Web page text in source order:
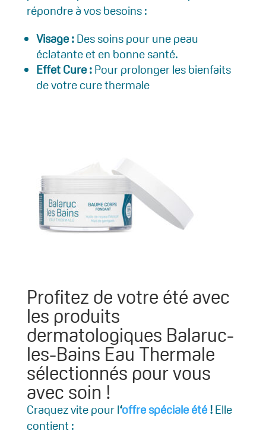
répondre à vos besoins :
Visage :Des soins pour une peau
éclatante et en bonne santé.
Effet Cure :Pour prolonger les bienfaits
de votre cure thermale
Profitez de votre été avec
les produits
dermatologiques Balaruc-
les-Bains Eau Thermale
sélectionnés pour vous
avec soin !
Craquez vite pour l‘offre spéciale été!Elle
contient :